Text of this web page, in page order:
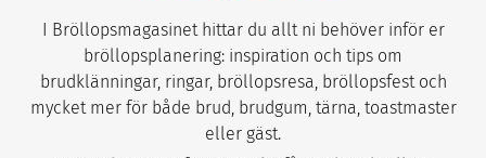
I Bröllopsmagasinet hittar du allt ni behöver inför er
bröllopsplanering: inspiration och tips om
brudklänningar, ringar, bröllopsresa, bröllopsfest och
mycket mer för både brud, brudgum, tärna, toastmaster
eller gäst.